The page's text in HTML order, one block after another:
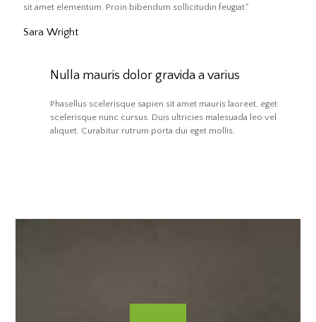
sit amet elementum. Proin bibendum sollicitudin feugiat."
Sara Wright
Nulla mauris dolor gravida a varius
Phasellus scelerisque sapien sit amet mauris laoreet, eget
scelerisque nunc cursus. Duis ultricies malesuada leo vel
aliquet. Curabitur rutrum porta dui eget mollis.